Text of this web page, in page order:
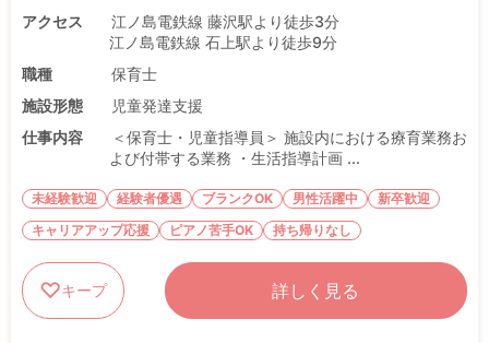
アクセス
江ノ島電鉄線 藤沢駅より徒歩3分
江ノ島電鉄線 石上駅より徒歩9分
職種
保育士
施設形態
児童発達支援
仕事内容
＜保育士・児童指導員＞ 施設内における療育業務お
よび付帯する業務 ・生活指導計画 ...
未経験歓迎 経験者優遇 ブランクOK 男性活躍中
新卒歓迎
キャリアアップ応援
ピアノ苦手OK 持ち帰りなし
キープ 詳しく見る